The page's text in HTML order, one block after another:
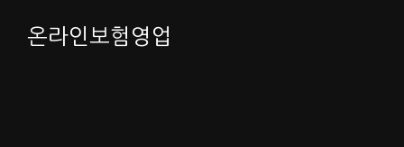
온라인보험영업